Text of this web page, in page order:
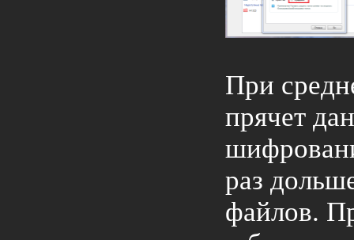
При
прячет
раз
файлов.